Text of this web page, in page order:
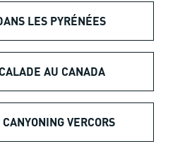
LES PYRÉNÉES
AU CANADA
VERCORS